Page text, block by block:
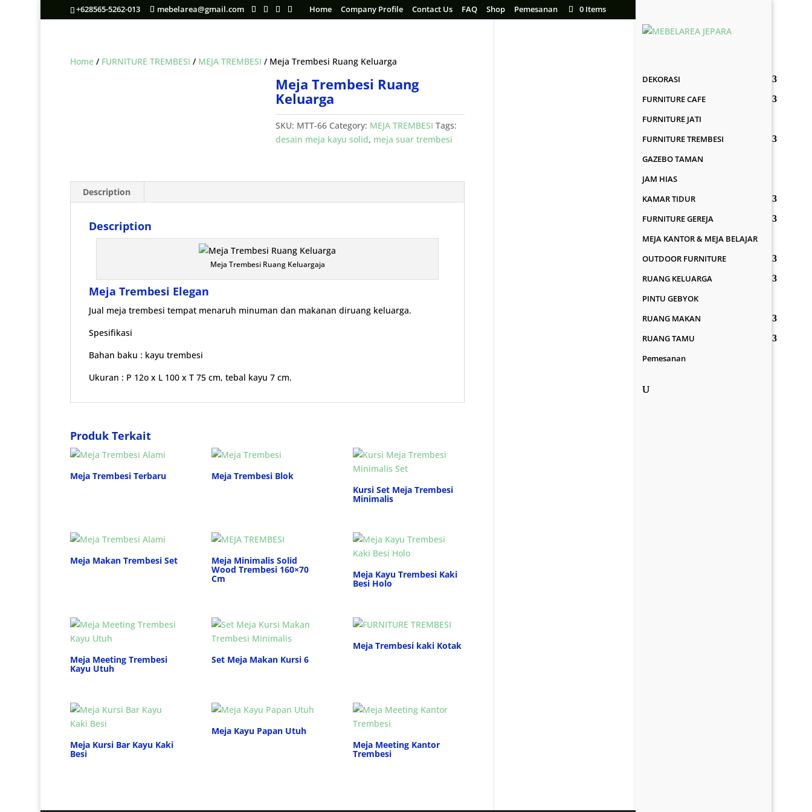
+628565-5262-013 mebelarea@gmail.com Home Company Profile Contact Us FAQ Shop Pemesanan 0 Items
DEKORASI
FURNITURE CAFE
FURNITURE JATI
FURNITURE TREMBESI
GAZEBO TAMAN
JAM HIAS
KAMAR TIDUR
FURNITURE GEREJA
MEJA KANTOR & MEJA BELAJAR
OUTDOOR FURNITURE
RUANG KELUARGA
PINTU GEBYOK
RUANG MAKAN
RUANG TAMU
Pemesanan
Home / FURNITURE TREMBESI / MEJA TREMBESI / Meja Trembesi Ruang Keluarga
Meja Trembesi Ruang
Keluarga
SKU: MTT-66 Category: MEJA TREMBESI Tags:
desain meja kayu solid, meja suar trembesi
Description
Description
Meja Trembesi Ruang Keluargaja
Meja Trembesi Elegan
Jual meja trembesi tempat menaruh minuman dan makanan diruang keluarga.
Spesifikasi
Bahan baku : kayu trembesi
Ukuran : P 12o x L 100 x T 75 cm, tebal kayu 7 cm.
Produk Terkait
Meja Trembesi Terbaru
Meja Trembesi Blok
Kursi Set Meja Trembesi
Minimalis
Meja Makan Trembesi Set Meja Minimalis Solid
Wood Trembesi 160×70
Cm Meja Kayu Trembesi Kaki
Besi Holo
Meja Meeting Trembesi
Kayu Utuh
Set Meja Makan Kursi 6
Meja Trembesi kaki Kotak
Meja Kursi Bar Kayu Kaki
Besi
Meja Kayu Papan Utuh
Meja Meeting Kantor
Trembesi